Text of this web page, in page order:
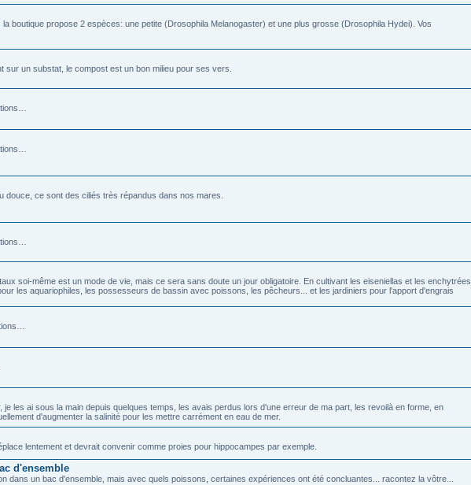
boutique propose 2 espèces: une petite (Drosophila Melanogaster) et une plus grosse (Drosophila Hydei). Vos
sur un substat, le compost est un bon milieu pour ses vers.
douce, ce sont des ciliés très répandus dans nos mares.
soi-même est un mode de vie, mais ce sera sans doute un jour obligatoire. En cultivant les eiseniellas et les enchytrées
les aquariophiles, les possesseurs de bassin avec poissons, les pêcheurs... et les jardiniers pour l'apport d'engrais
les ai sous la main depuis quelques temps, les avais perdus lors d'une erreur de ma part, les revoilà en forme, en
d'augmenter la salinité pour les mettre carrément en eau de mer.
lentement et devrait convenir comme proies pour hippocampes par exemple.
d'ensemble
dans un bac d'ensemble, mais avec quels poissons, certaines expériences ont été concluantes... racontez la vôtre...